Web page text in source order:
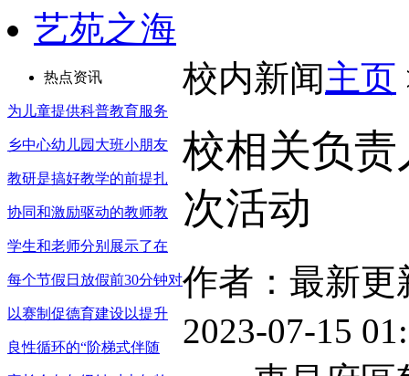
艺苑之海
热点资讯
为儿童提供科普教育服务
乡中心幼儿园大班小朋友
教研是搞好教学的前提扎
协同和激励驱动的教师教
学生和老师分别展示了在
每个节假日放假前30分钟对
以赛制促德育建设以提升
良性循环的“阶梯式伴随
校内新闻主页
校相关负
次活动
作者：最新更
2023-07-15